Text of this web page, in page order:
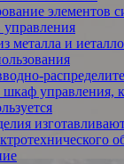
элементов
металла и
шкаф управления,